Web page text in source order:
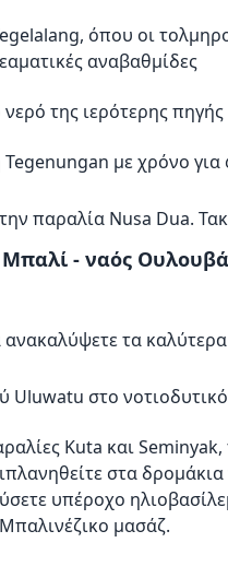
όπου οι
αναβαθμίδες
της ιερότερης
με χρόνο
παραλία Nusa Dua.
- ναός
τα
Uluwatu στο
Kuta και
στα
υπέροχο
μασάζ.